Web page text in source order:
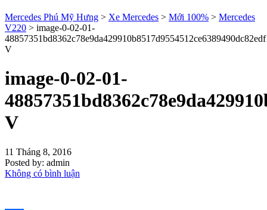
Mercedes Phú Mỹ Hưng > Xe Mercedes > Mới 100% > Mercedes
V220 > image-0-02-01-
V
image-0-02-01-
V
11 Tháng 8, 2016
Posted by: admin
Không có bình luận